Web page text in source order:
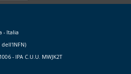
- Italia
- IPA C.U.U. MWJK2T